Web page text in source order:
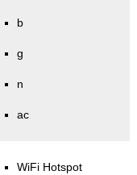
b
g
n
ac
WiFi Hotspot